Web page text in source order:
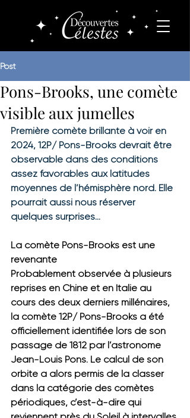
Post
Pons-Brooks, une comète
visible aux jumelles
Première comète brillante à voir en
2024, 12P/ Pons-Brooks devrait être
observable dans des conditions
assez favorables aux latitudes
moyennes de l’hémisphère nord. Elle
pourrait aussi nous réserver
quelques surprises…
La comète Pons-Brooks est une
revenante
Probablement observée à plusieurs
reprises en Chine et en Italie au
cours des deux derniers millénaires,
la comète 12P/ Pons-Brooks a été
officiellement identifiée lors de son
passage de 1812 par l’astronome
Jean-Louis Pons. Le calcul de son
orbite a alors permis de la classer
dans la catégorie des comètes
périodiques, c’est-à-dire qui